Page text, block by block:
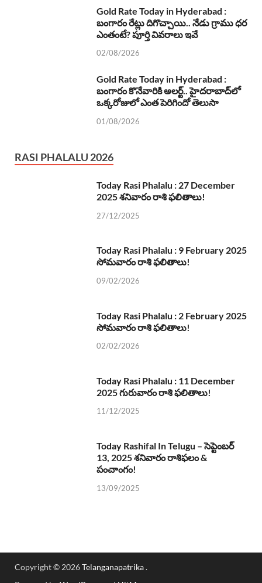
Gold Rate Today in Hyderabad :
బంగారం రేట్లు దిగొచ్చాయి.. నేడు గ్రాము ధర
ఎంతంటే? పూర్తి వివరాలు ఇవే
02/08/2026
Gold Rate Today in Hyderabad :
బంగారం కొనేవారికి అలర్ట్.. హైదరాబాద్‌లో
ఒక్కరోజులో ఎంత పెరిగిందో తెలుసా
01/08/2026
RASI PHALALU 2026
Today Rasi Phalalu : 27 December
2025 శనివారం రాశి ఫలితాలు!
27/12/2025
Today Rasi Phalalu : 9 February 2025
సోమవారం రాశి ఫలితాలు!
09/02/2026
Today Rasi Phalalu : 2 February 2025
సోమవారం రాశి ఫలితాలు!
02/02/2026
Today Rasi Phalalu : 11 December
2025 గురువారం రాశి ఫలితాలు!
11/12/2025
Today Rashifal In Telugu – సెప్టెంబర్
13, 2025 శనివారం రాశిఫలం &
పంచాంగం!
13/09/2025
Copyright © 2026Telanganapatrika.